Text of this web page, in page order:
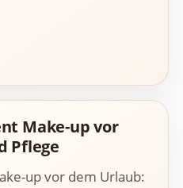
Make-up vor
Pflege
up vor dem Urlaub: